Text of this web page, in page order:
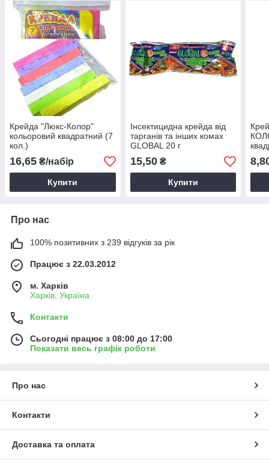
Крейда "Люкс-Колор"
кольоровий квадратний (7
кол.)
16,65 ₴/набір
Купити
Інсектицидна крейда від
тарганів та інших комах
GLOBAL 20 г
15,50₴
Купити
Про нас
100% позитивних з 239 відгуків за рік
Працює з 22.03.2012
м. Харків
Харків, Україна
Контакти
Сьогодні працює з 08:00 до 17:00
Показати весь графік роботи
Про нас
Контакти
Доставка та оплата